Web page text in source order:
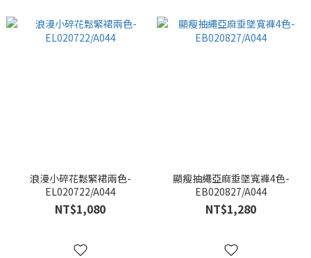
浪漫小碎花鬆緊裙兩色-
EL020722/A044
NT$1,080
顯瘦抽繩亞麻垂墜寬褲4色-
EB020827/A044
NT$1,280